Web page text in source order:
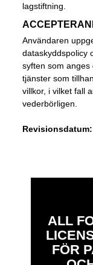
lagstiftning.
Användaren
dataskyddspolicy
syften som
tjänster som
villkor, i vilket fall
vederbörligen.
ALL
FÖR